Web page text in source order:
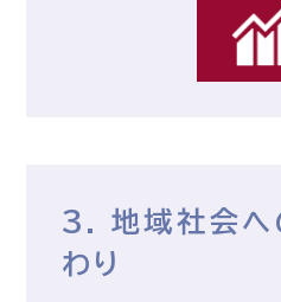
3. 地域社会へ
わり